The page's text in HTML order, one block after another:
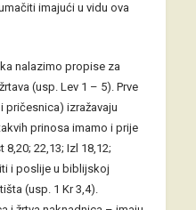
imajući u vidu ova
nalazimo propise za
(usp. Lev 1 – 5). Prve
pričesnica) izražavaju
prinosa imamo i prije
22,13; Izl 18,12;
i poslije u biblijskoj
(usp. 1 Kr 3,4).